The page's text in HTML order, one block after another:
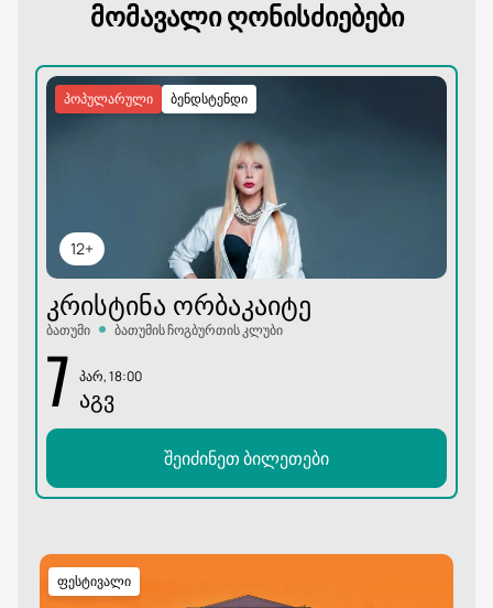
კოქტეილები.
მომავალი ღონისძიებები
12+
ბენდსტენდი
პოპულარული
ᲙᲠᲘᲡᲢᲘᲜᲐ ᲝᲠᲑᲐᲙᲐᲘᲢᲔ
ბათუმი ბათუმის ჩოგბურთის კლუბი
7 პარ, 18:00
ᲐᲒᲕ
შეიძინეთ ბილეთები
ფესტივალი